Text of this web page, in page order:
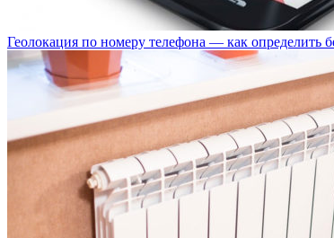
Геолокация по номеру телефона — как определить